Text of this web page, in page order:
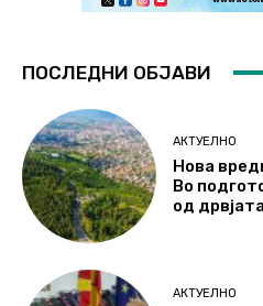
ПОСЛЕДНИ ОБЈАВИ
АКТУЕЛНО
Нова
Во
од
АКТУЕЛНО